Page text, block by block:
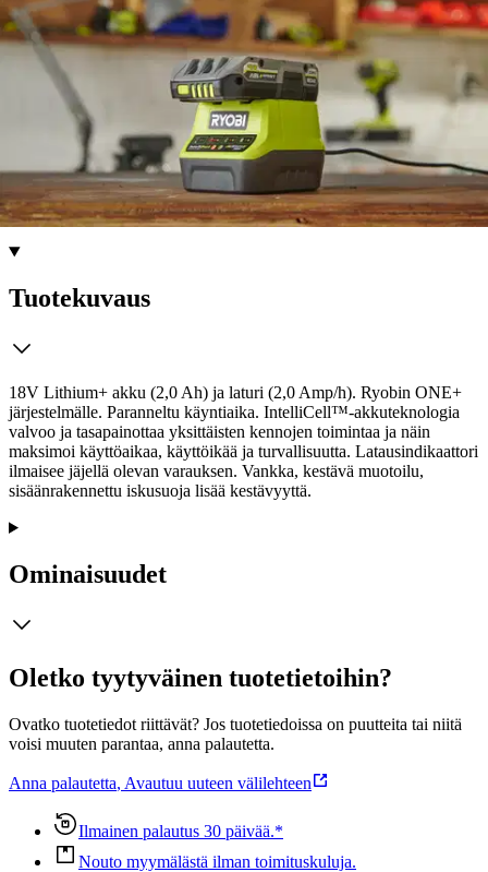
palvelupisteeseen!
Etu ei koske Suuri‑lisäpalvelulla toimitettavia tuotteita.
Tarkista myymäläsaatavuus
Tuotekuvaus
18V Lithium+ akku (2,0 Ah) ja laturi (2,0 Amp/h). Ryobin ONE+
järjestelmälle. Paranneltu käyntiaika. IntelliCell™-akkuteknologia
valvoo ja tasapainottaa yksittäisten kennojen toimintaa ja näin
maksimoi käyttöaikaa, käyttöikää ja turvallisuutta. Latausindikaattori
ilmaisee jäjellä olevan varauksen. Vankka, kestävä muotoilu,
sisäänrakennettu iskusuoja lisää kestävyyttä.
Ominaisuudet
Oletko tyytyväinen tuotetietoihin?
Ovatko tuotetiedot riittävät? Jos tuotetiedoissa on puutteita tai niitä
voisi muuten parantaa, anna palautetta.
Anna palautetta, Avautuu uuteen välilehteen
Ilmainen palautus 30 päivää.*
Nouto myymälästä ilman toimituskuluja.